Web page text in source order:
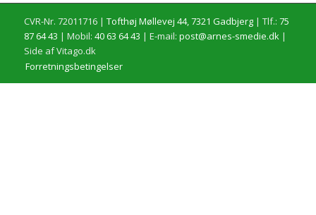
CVR-Nr. 72011716 | Tofthøj Møllevej 44, 7321 Gadbjerg| Tlf.: 75
87 64 43 | Mobil: 40 63 64 43 | E-mail: post@arnes-smedie.dk|
Side af Vitago.dk
Forretningsbetingelser